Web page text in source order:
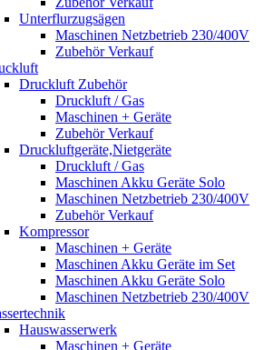
Unterflurzugsägen
Maschinen Netzbetrieb 230/400V
Zubehör Verkauf
Druckluft Zubehör
Druckluft / Gas
Maschinen + Geräte
Zubehör Verkauf
Druckluftgeräte,Nietgeräte
Druckluft / Gas
Maschinen Akku Geräte Solo
Maschinen Netzbetrieb 230/400V
Zubehör Verkauf
Kompressor
Maschinen + Geräte
Maschinen Akku Geräte im Set
Maschinen Akku Geräte Solo
Maschinen Netzbetrieb 230/400V
Hauswasserwerk
Maschinen + Geräte